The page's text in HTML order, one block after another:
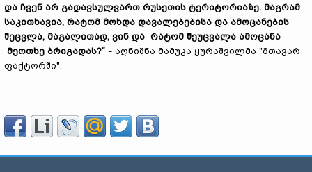
და ჩვენ არ გადავსულვართ რუსეთის ტერიტორიაზე. მაგრამ
საკითხავია, რატომ მოხდა დავალებებისა და ამოცანების
შეცვლა, მაგალითად, ვინ და რატომ შეუცვალა ამოცანა
მეოთხე ბრიგადას?“ - აღნიშნა მამუკა ყურაშვილმა "მთავარ
ფაქტორში".